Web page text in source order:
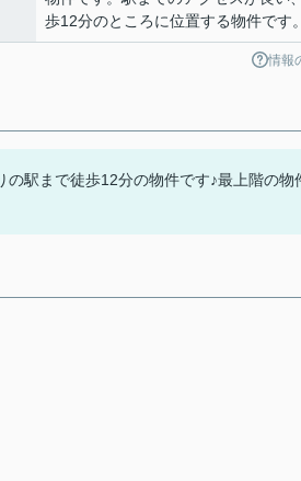
歩12分のところに位置する物件です。
情報
駅まで徒歩12分の物件です♪最上階の物